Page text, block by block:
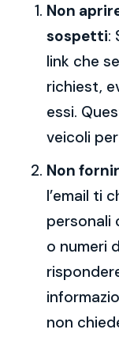
Non
sospetti:
link che
richiest,
essi.
veicoli
Non
l’email ti
personali
o numeri
non